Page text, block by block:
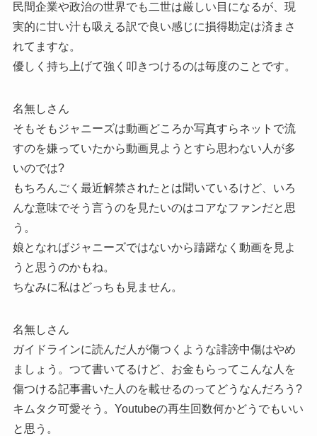
民間企業や政治の世界でも二世は厳しい目になるが、現
実的に甘い汁も吸える訳で良い感じに損得勘定は済まさ
れてますな。
優しく持ち上げて強く叩きつけるのは毎度のことです。
名無しさん
そもそもジャニーズは動画どころか写真すらネットで流
すのを嫌っていたから動画見ようとすら思わない人が多
いのでは?
もちろんごく最近解禁されたとは聞いているけど、いろ
んな意味でそう言うのを見たいのはコアなファンだと思
う。
娘となればジャニーズではないから躊躇なく動画を見よ
うと思うのかもね。
ちなみに私はどっちも見ません。
名無しさん
ガイドラインに読んだ人が傷つくような誹謗中傷はやめ
ましょう。つて書いてるけど、お金もらってこんな人を
傷つける記事書いた人のを載せるのってどうなんだろう?
キムタク可愛そう。Youtubeの再生回数何かどうでもいい
と思う。